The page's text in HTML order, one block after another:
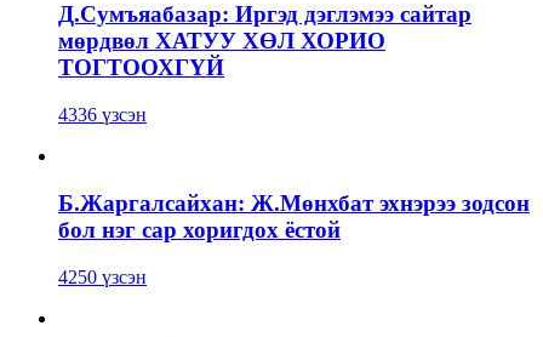
Д.Сумъяабазар: Иргэд дэглэмээ сайтар
мөрдвөл ХАТУУ ХӨЛ ХОРИО
ТОГТООХГҮЙ
4336 үзсэн
Б.Жаргалсайхан: Ж.Мөнхбат эхнэрээ зодсон
бол нэг сар хоригдох ёстой
4250 үзсэн